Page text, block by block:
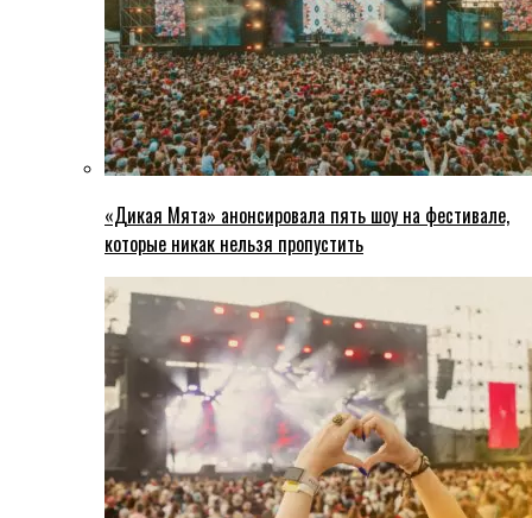
«Дикая Мята» анонсировала пять шоу на фестивале,
которые никак нельзя пропустить